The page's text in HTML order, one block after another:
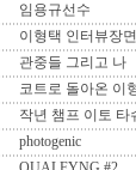
임용규선수
이형택 인터뷰장
관중들 그리고 나
코트로 돌아온 이
작년 챔프 이토 타
photogenic